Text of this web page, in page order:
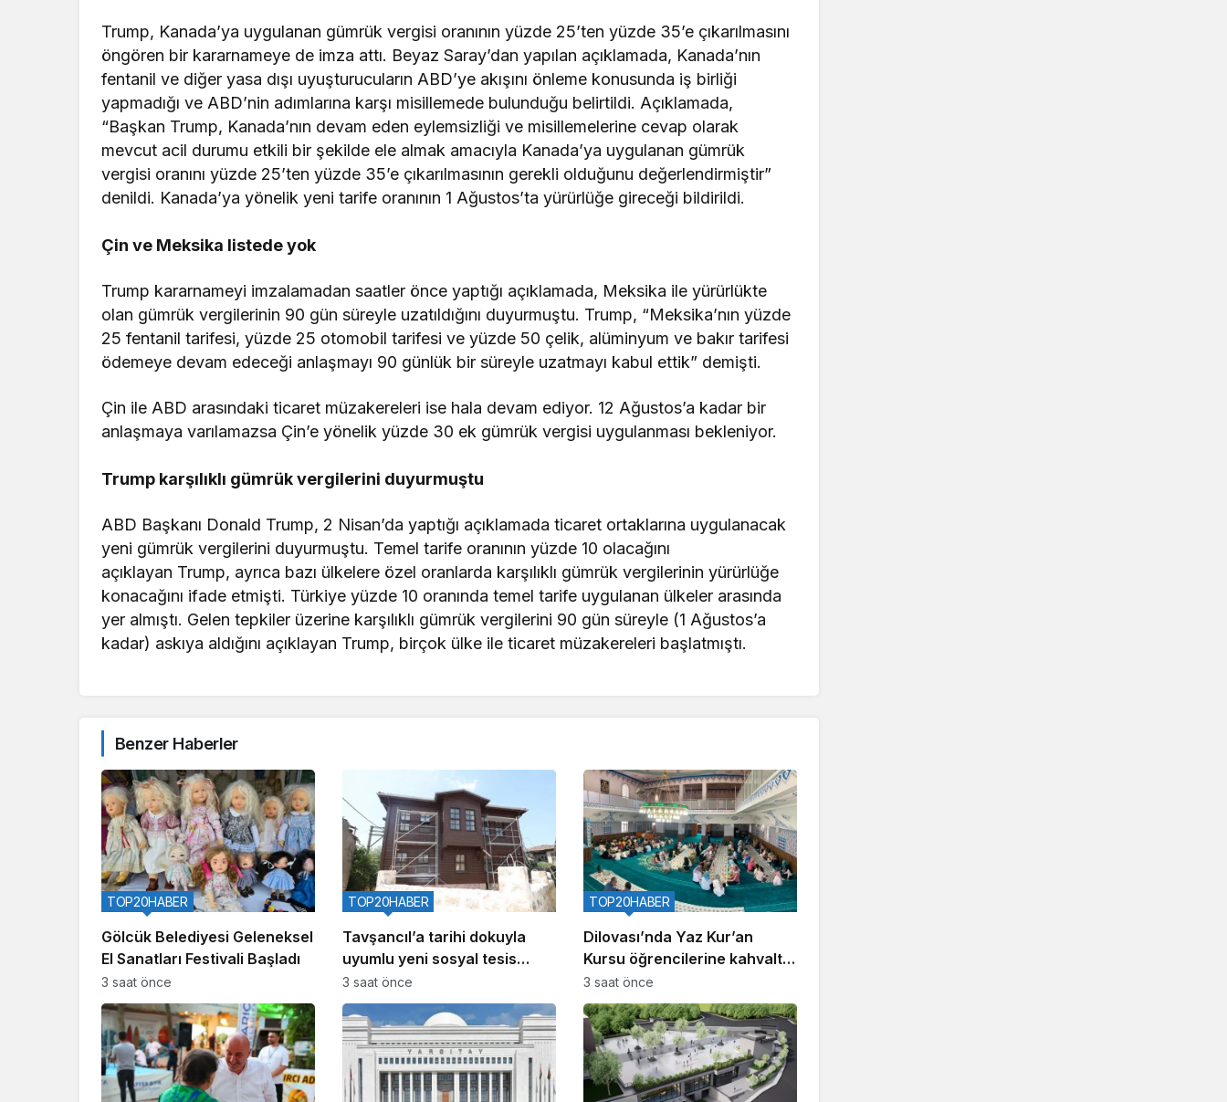
Trump, Kanada’ya uygulanan gümrük vergisi oranının yüzde 25’ten yüzde 35’e çıkarılmasını
öngören bir kararnameye de imza attı. Beyaz Saray’dan yapılan açıklamada, Kanada’nın
fentanil ve diğer yasa dışı uyuşturucuların ABD’ye akışını önleme konusunda iş birliği
yapmadığı ve ABD’nin adımlarına karşı misillemede bulunduğu belirtildi. Açıklamada,
“Başkan Trump, Kanada’nın devam eden eylemsizliği ve misillemelerine cevap olarak
mevcut acil durumu etkili bir şekilde ele almak amacıyla Kanada’ya uygulanan gümrük
vergisi oranını yüzde 25’ten yüzde 35’e çıkarılmasının gerekli olduğunu değerlendirmiştir”
denildi. Kanada’ya yönelik yeni tarife oranının 1 Ağustos’ta yürürlüğe gireceği bildirildi.
Çin ve Meksika listede yok
Trump kararnameyi imzalamadan saatler önce yaptığı açıklamada, Meksika ile yürürlükte
olan gümrük vergilerinin 90 gün süreyle uzatıldığını duyurmuştu. Trump, “Meksika’nın yüzde
25 fentanil tarifesi, yüzde 25 otomobil tarifesi ve yüzde 50 çelik, alüminyum ve bakır tarifesi
ödemeye devam edeceği anlaşmayı 90 günlük bir süreyle uzatmayı kabul ettik” demişti.
Çin ile ABD arasındaki ticaret müzakereleri ise hala devam ediyor. 12 Ağustos’a kadar bir
anlaşmaya varılamazsa Çin’e yönelik yüzde 30 ek gümrük vergisi uygulanması bekleniyor.
Trump karşılıklı gümrük vergilerini duyurmuştu
ABD Başkanı Donald Trump, 2 Nisan’da yaptığı açıklamada ticaret ortaklarına uygulanacak
yeni gümrük vergilerini duyurmuştu. Temel tarife oranının yüzde 10 olacağını
açıklayan Trump, ayrıca bazı ülkelere özel oranlarda karşılıklı gümrük vergilerinin yürürlüğe
konacağını ifade etmişti. Türkiye yüzde 10 oranında temel tarife uygulanan ülkeler arasında
yer almıştı. Gelen tepkiler üzerine karşılıklı gümrük vergilerini 90 gün süreyle (1 Ağustos’a
kadar) askıya aldığını açıklayan Trump, birçok ülke ile ticaret müzakereleri başlatmıştı.
Benzer Haberler
Gölcük Belediyesi Geleneksel
El Sanatları Festivali Başladı
TOP20HABER
3 saat önce
Tavşancıl’a tarihi dokuyla
uyumlu yeni sosyal tesis
geliyor
TOP20HABER
3 saat önce
Dilovası’nda Yaz Kur’an
Kursu öğrencilerine kahvaltı
buluşması
TOP20HABER
3 saat önce